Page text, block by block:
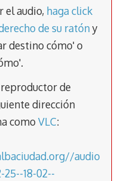
l l p
ar
tir
el audio, haga click
de su ratóny
destino cómo' o
de
dirección
como VLC:
audio
18-02--